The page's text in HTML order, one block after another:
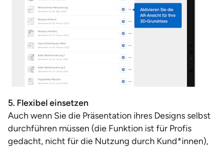
5. Flexibel einsetzen
Auch wenn Sie die Präsentation ihres Designs selbst
durchführen müssen (die Funktion ist für Profis
gedacht, nicht für die Nutzung durch Kund*innen),